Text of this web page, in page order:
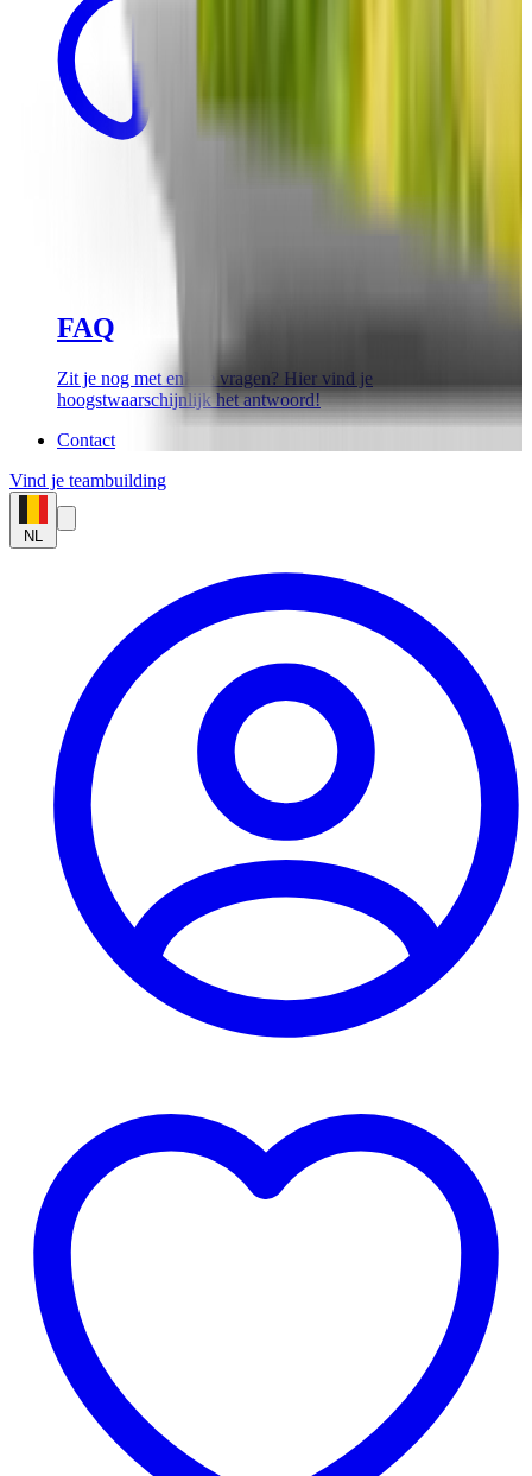
FAQ
Zit je nog met enkele vragen? Hier vind je
hoogstwaarschijnlijk het antwoord!
Contact
Vind je teambuilding
NL